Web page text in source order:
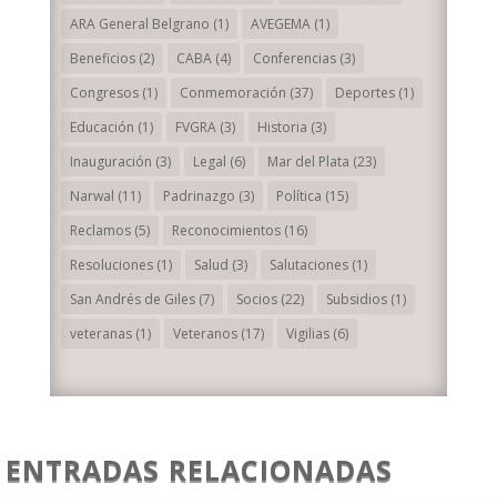
ARA General Belgrano (1) AVEGEMA(1)
Beneficios(2) CABA(4) Conferencias(3)
Congresos(1) Conmemoración (37) Deportes(1)
Educación (1) FVGRA(3) Historia (3)
Inauguración (3) Legal (6) Mar del Plata (23)
Narwal (11) Padrinazgo (3) Política (15)
Reclamos(5) Reconocimientos(16)
Resoluciones(1) Salud (3) Salutaciones(1)
San Andrés de Giles(7) Socios(22) Subsidios(1)
veteranas(1) Veteranos(17) Vigilias(6)
ENTRADAS RELACIONADAS